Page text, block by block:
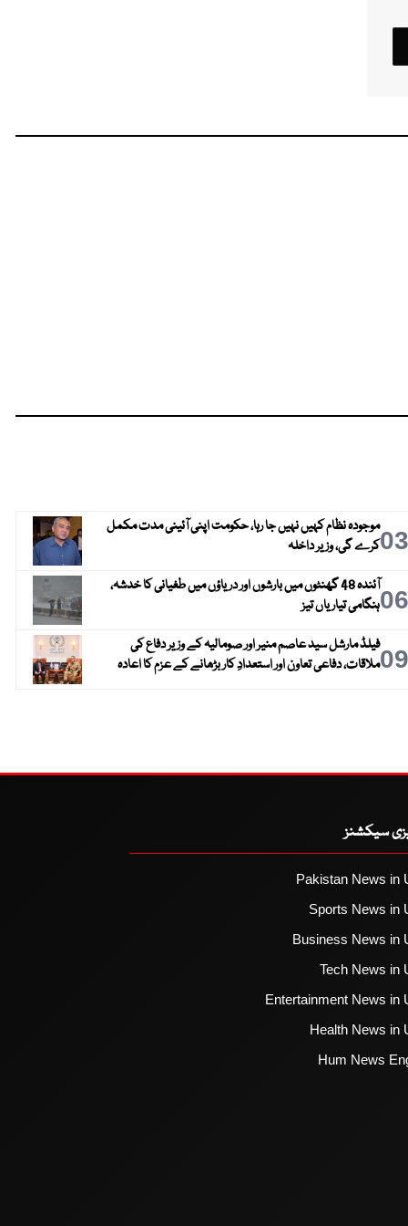
03موجودہ نظام کہیں نہیں جا رہا، حکومت اپنی آئینی مدت مکمل
کرے گی، وزیر داخلہ
06
آئندہ 48 گھنٹوں میں بارشوں اور دریاؤں میں طغیانی کا خدشہ،
ہنگامی تیاریاں تیز
09فیلڈ مارشل سید عاصم منیر اور صومالیہ کے وزیر دفاع کی
ملاقات، دفاعی تعاون اور استعدادِ کار بڑھانے کے عزم کا اعادہ
سیکشنز
Pakistan News in
Sports News in
Business News in
Tech News in
Entertainment News in
Health News in
Hum News